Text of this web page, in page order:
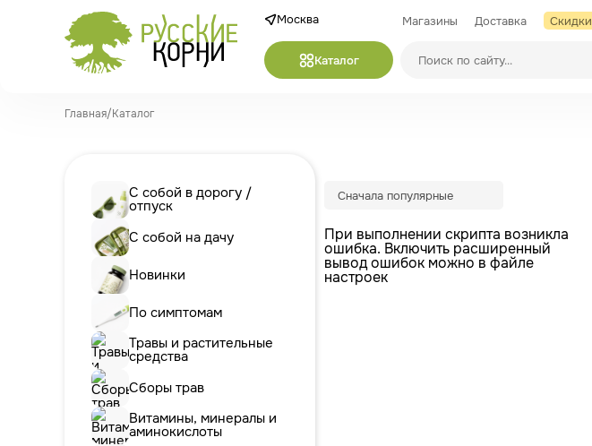
Москва Магазины Доставка Скидки
Производители
Каталог
Главная/Каталог
С собой в дорогу /
отпуск
С собой на дачу
Новинки
По симптомам
Травы и растительные
средства
Сборы трав
Витамины, минералы и
аминокислоты
Сначала популярные
При выполнении скрипта возникла
ошибка. Включить расширенный
вывод ошибок можно в файле
настроек